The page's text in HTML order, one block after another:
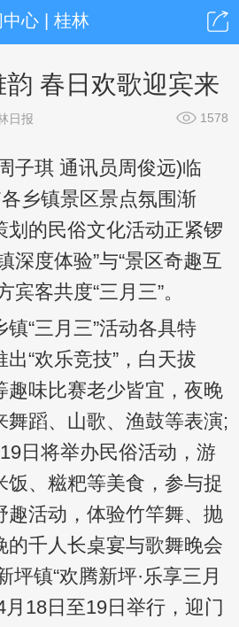
中心 | 桂林
春日欢歌迎宾来
日报 1578
琪 通讯员周俊远)临
乡镇景区景点氛围渐
划的民俗文化活动正紧锣
深度体验”与“景区奇趣互
宾客共度“三月三”。
“三月三”活动各具特
“欢乐竞技”，白天拔
趣味比赛老少皆宜，夜晚
舞蹈、山歌、渔鼓等表演;
日将举办民俗活动，游
饭、糍粑等美食，参与捉
趣活动，体验竹竿舞、抛
的千人长桌宴与歌舞晚会
坪镇“欢腾新坪·乐享三月
18日至19日举行，迎门